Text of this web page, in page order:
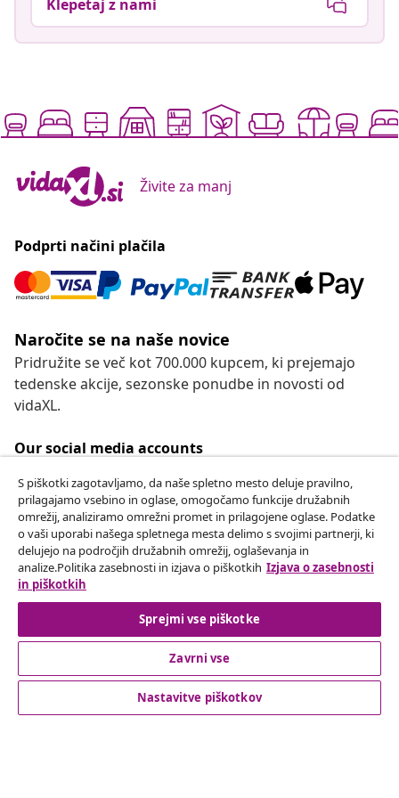
Klepetaj z nami
Živite za manj
Podprti načini plačila
Naročite se na naše novice
Pridružite se več kot 700.000 kupcem, ki prejemajo
tedenske akcije, sezonske ponudbe in novosti od
vidaXL.
Our social media accounts
Odstop od pogodbe
Oddaj zahtevek za odstop od naročila.
Odstop od pogodbe
Podpora za stranke
S piškotki zagotavljamo, da naše spletno mesto deluje pravilno,
prilagajamo vsebino in oglase, omogočamo funkcije družabnih
omrežij, analiziramo omrežni promet in prilagojene oglase. Podatke
o vaši uporabi našega spletnega mesta delimo s svojimi partnerji, ki
delujejo na področjih družabnih omrežij, oglaševanja in
analize.Politika zasebnosti in izjava o piškotkih Izjava o zasebnosti
in piškotkih
Sprejmi vse piškotke
Zavrni vse
Nastavitve piškotkov